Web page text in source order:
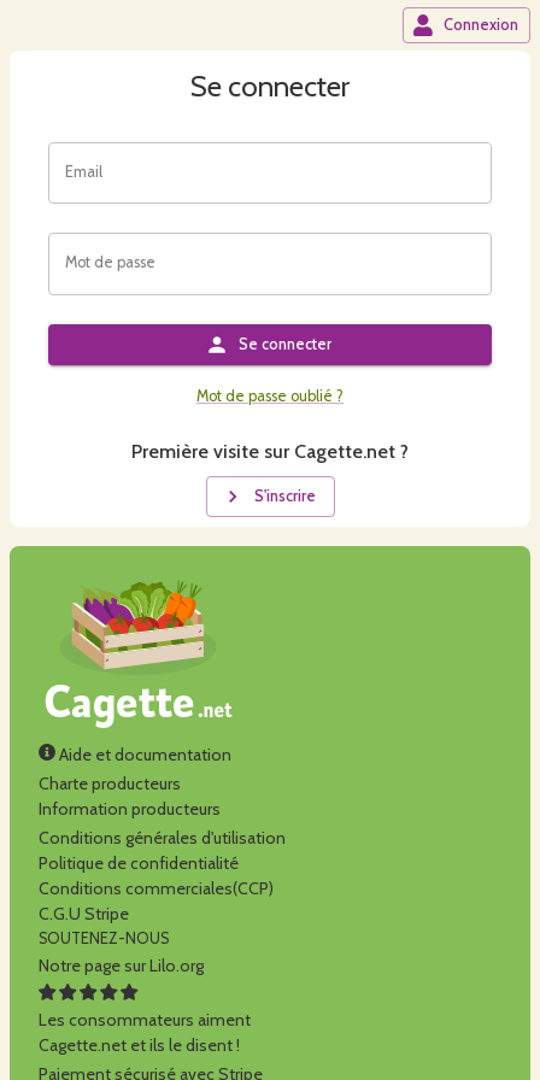
Connexion
Se connecter
Email
Mot de passe
Se connecter
Mot de passe oublié ?
Première visite sur Cagette.net ?
S'inscrire
Aide et documentation
Charte producteurs
Information producteurs
Conditions générales d'utilisation
Politique de confidentialité
Conditions commerciales(CCP)
C.G.U Stripe
SOUTENEZ-NOUS
Notre page sur Lilo.org
Les consommateurs aiment
Cagette.net et ils le disent !
Paiement sécurisé avec Stripe